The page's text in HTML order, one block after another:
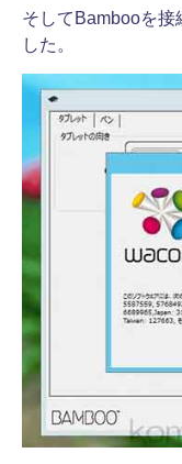
そしてBambooを接
した。